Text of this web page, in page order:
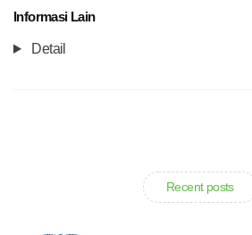
Informasi Lain
Detail
Recent posts